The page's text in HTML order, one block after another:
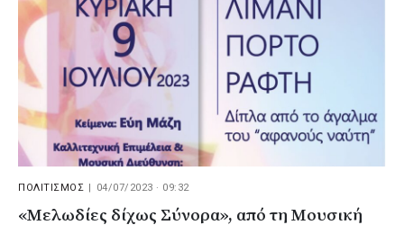
ΠΟΛΙΤΙΣΜΟΣ 04/07/2023 · 09:32
«Μελωδίες δίχως Σύνορα», από τη Μουσική